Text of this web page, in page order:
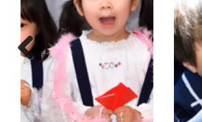
Previ
ous